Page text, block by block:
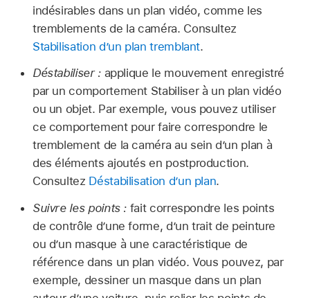
indésirables dans un plan vidéo, comme les
tremblements de la caméra. Consultez
Stabilisation d’un plan tremblant.
Déstabiliser :applique le mouvement enregistré
par un comportement Stabiliser à un plan vidéo
ou un objet. Par exemple, vous pouvez utiliser
ce comportement pour faire correspondre le
tremblement de la caméra au sein d’un plan à
des éléments ajoutés en postproduction.
Consultez Déstabilisation d’un plan.
Suivre les points : fait correspondre les points
de contrôle d’une forme, d’un trait de peinture
ou d’un masque à une caractéristique de
référence dans un plan vidéo. Vous pouvez, par
exemple, dessiner un masque dans un plan